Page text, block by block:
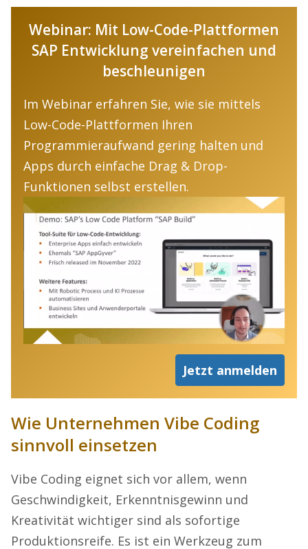
Webinar: Mit Low-Code-Plattformen
SAP Entwicklung vereinfachen und
beschleunigen
Im Webinar erfahren Sie, wie sie mittels
Low-Code-Plattformen Ihren
Programmieraufwand gering halten und
Apps durch einfache Drag & Drop-
Funktionen selbst erstellen.
Jetzt anmelden
Wie Unternehmen Vibe Coding
sinnvoll einsetzen
Vibe Coding eignet sich vor allem, wenn
Geschwindigkeit, Erkenntnisgewinn und
Kreativität wichtiger sind als sofortige
Produktionsreife. Es ist ein Werkzeug zum